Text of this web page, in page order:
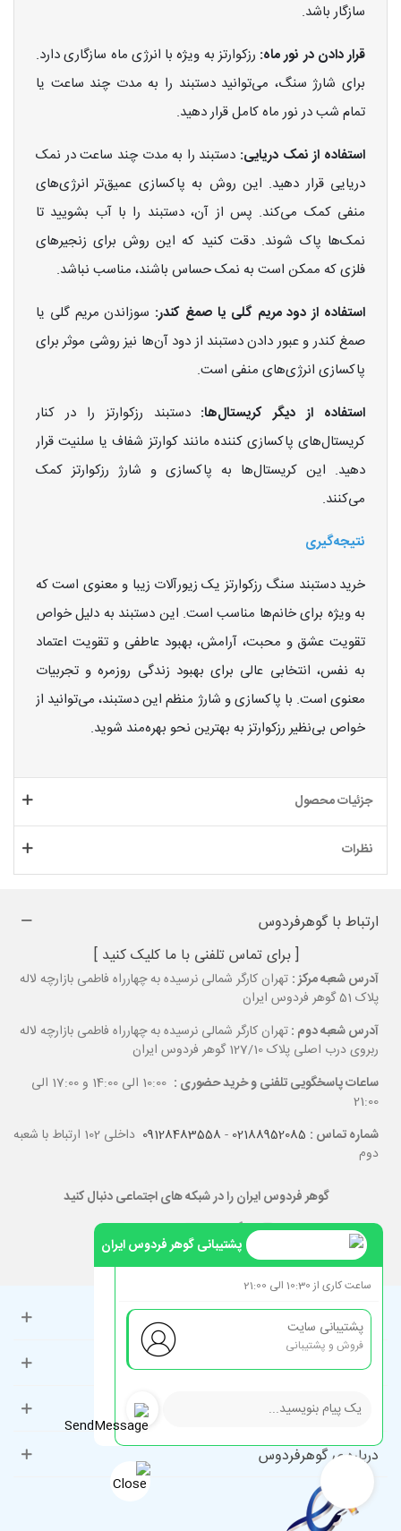
سازگار باشد.
قرار دادن در نور ماه: رزکوارتز به ویژه با انرژی ماه سازگاری دارد.
برای شارژ سنگ، می‌توانید دستبند را به مدت چند ساعت یا
تمام شب در نور ماه کامل قرار دهید.
استفاده از نمک دریایی: دستبند را به مدت چند ساعت در نمک
دریایی قرار دهید. این روش به پاکسازی عمیق‌تر انرژی‌های
منفی کمک می‌کند. پس از آن، دستبند را با آب بشویید تا
نمک‌ها پاک شوند. دقت کنید که این روش برای زنجیرهای
فلزی که ممکن است به نمک حساس باشند، مناسب نباشد.
استفاده از دود مریم گلی یا صمغ کندر: سوزاندن مریم گلی یا
صمغ کندر و عبور دادن دستبند از دود آن‌ها نیز روشی موثر برای
پاکسازی انرژی‌های منفی است.
استفاده از دیگر کریستال‌ها:دستبند رزکوارتز را در کنار
کریستال‌های پاکسازی کننده مانند کوارتز شفاف یا سلنیت قرار
دهید. این کریستال‌ها به پاکسازی و شارژ رزکوارتز کمک
می‌کنند.
نتیجه‌گیری
خرید دستبند سنگ رزکوارتز یک زیورآلات زیبا و معنوی است که
به ویژه برای خانم‌ها مناسب است. این دستبند به دلیل خواص
تقویت عشق و محبت، آرامش، بهبود عاطفی و تقویت اعتماد
به نفس، انتخابی عالی برای بهبود زندگی روزمره و تجربیات
معنوی است. با پاکسازی و شارژ منظم این دستبند، می‌توانید از
خواص بی‌نظیر رزکوارتز به بهترین نحو بهره‌مند شوید.
جزئیات محصول
نظرات
ارتباط با گوهرفردوس
[ برای تماس تلفنی با ما کلیک کنید ]
آدرس شعبه مرکز : تهران کارگر شمالی نرسیده به چهارراه فاطمی بازارچه لاله
پلاک 51 گوهر فردوس ایران
آدرس شعبه دوم :تهران کارگر شمالی نرسیده به چهارراه فاطمی بازارچه لاله
ربروی درب اصلی پلاک 127/10 گوهر فردوس ایران
ساعات پاسخگویی تلفنی و خرید حضوری :
10:00 الی 14:00 و 17:00 الی
21:00
شماره تماس : 02188952085
-
09128483558
داخلی 102 ارتباط با شعبه
دوم
گوهر فردوس ایران را در شبکه های اجتماعی دنبال کنید
حساب کاربری
راهنمای مشتریان
دسته‌بندی‌های پرطرفدار
درباره ی گوهرفردوس
پشتیبانی گوهر فردوس ایران
ساعت کاری از 10:30 الی 21:00
پشتیبانی سایت
فروش و پشتیبانی